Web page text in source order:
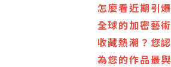
怎麼看近期引爆
全球的加密藝術
收藏熱潮？您認
為您的作品最與